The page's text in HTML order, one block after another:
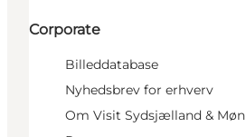
Corporate
Billeddatabase
Nyhedsbrev for erhverv
Om Visit Sydsjælland & Møn